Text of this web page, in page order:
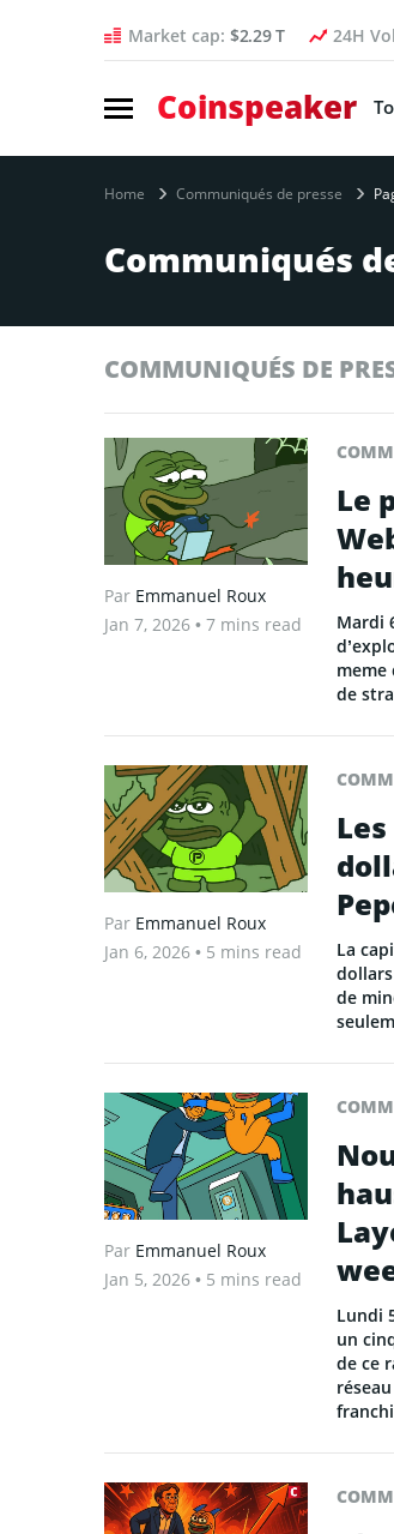
Market cap: $2.29 T 24H
Coinspeaker
Home Communiqués de presse
Communiqués
COMMUNIQUÉS DE
Par Emmanuel Roux
Jan 7, 2026 • 7 mins read
Le
Mardi
meme
de
Par Emmanuel Roux
Jan 6, 2026 • 5 mins read
La
de
Par Emmanuel Roux
Jan 5, 2026 • 5 mins read
Lundi
un
de ce